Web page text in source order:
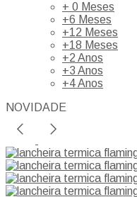
+ 0 Meses
+6 Meses
+12 Meses
+18 Meses
+2 Anos
+3 Anos
+4 Anos
NOVIDADE